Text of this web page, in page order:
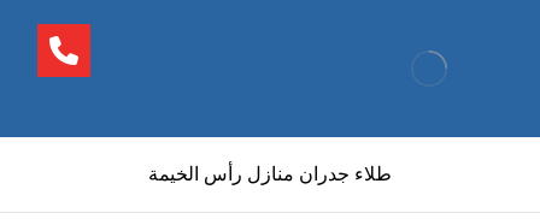
طلاء جدران منازل رأس الخيمة